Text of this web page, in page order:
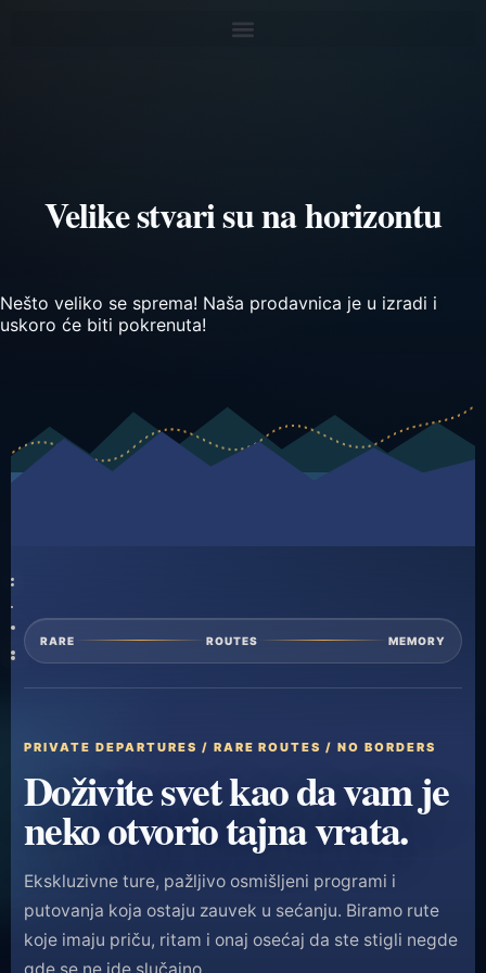
Velike stvari su na horizontu
Nešto veliko se sprema! Naša prodavnica je u izradi i
uskoro će biti pokrenuta!
RARE ROUTES MEMORY
PRIVATE DEPARTURES / RARE ROUTES / NO BORDERS
Doživite svet kao da vam je
neko otvorio tajna vrata.
Ekskluzivne ture, pažljivo osmišljeni programi i
putovanja koja ostaju zauvek u sećanju. Biramo rute
koje imaju priču, ritam i onaj osećaj da ste stigli negde